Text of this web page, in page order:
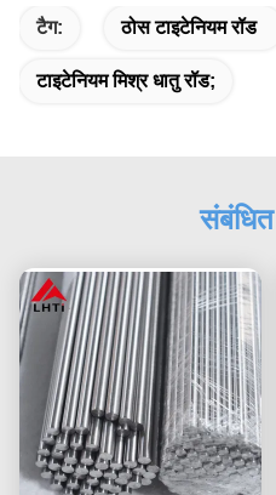
टैग: ठोस टाइटेनियम रॉड
टाइटेनियम मिश्र धातु रॉड;
संबंधित